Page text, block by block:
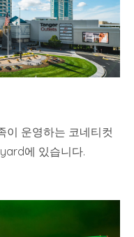
운영하는 코네티컷
에 있습니다.